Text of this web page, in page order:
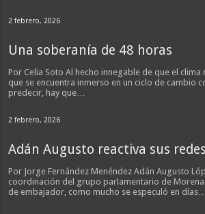
2 febrero, 2026
Una soberanía de 48 horas
Por Celia Soto Al hecho innegable de que el
que se encuentra inmerso en un ciclo de cambio
predecir, hay que…
2 febrero, 2026
Adán Augusto reactiva sus redes
Por Jorge Fernández Menéndez Adán Augusto
coordinación del grupo parlamentario de Morena
de embajador, como mucho se especuló en